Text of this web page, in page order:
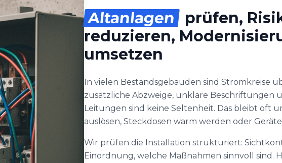
Altanlagen
prüfen,
reduzieren,
umsetzen
In vielen Bestandsgebäuden sind Stromkreise
zusätzliche Abzweige, unklare Beschriftungen
Leitungen sind keine Seltenheit. Das bleibt oft
auslösen, Steckdosen warm werden oder
Wir prüfen die Installation strukturiert:
Einordnung, welche Maßnahmen sinnvoll sind.